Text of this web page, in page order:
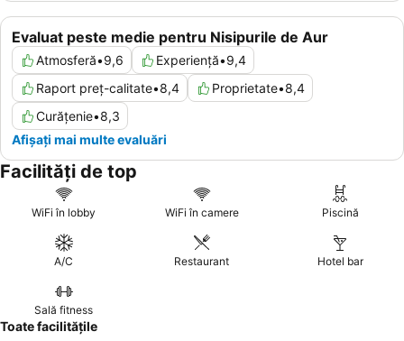
Evaluat peste medie pentru Nisipurile de Aur
Atmosferă•9,6 Experiență•9,4
Raport preț-calitate•8,4 Proprietate•8,4
Curățenie•8,3
Afișați mai multe evaluări
Facilități de top
WiFi în lobby WiFi în camere Piscină
A/C Restaurant Hotel bar
Sală fitness
Toate facilitățile